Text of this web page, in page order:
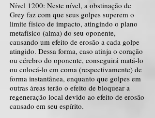
Nível 1200: Neste nível, a obstinação de
Grey faz com que seus golpes superem o
limite físico de impacto, atingindo o plano
metafísico (alma) do seu oponente,
causando um efeito de erosão a cada golpe
atingido. Dessa forma, caso atinja o coração
ou cérebro do oponente, conseguirá matá-lo
ou colocá-lo em coma (respectivamente) de
forma instantânea, enquanto que golpes em
outras áreas terão o efeito de bloquear a
regeneração local devido ao efeito de erosão
causado em seu espírito.